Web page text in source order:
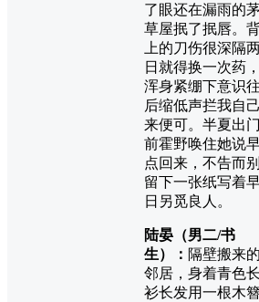
了眼还在漏雨的
草屋抿了抿唇。
上的刀伤很深隔
日就得换一次药，
浑身紧绷下意识往
后缩低声拦我自己
来便可。半夏出门
前霍野唤住她说
点回来，不告而别
留下一张纸写着
日另觅良人。
陆晏（男二/书
生）： 隔壁搬来的
邻居，身着青色长
衫长发用一根木